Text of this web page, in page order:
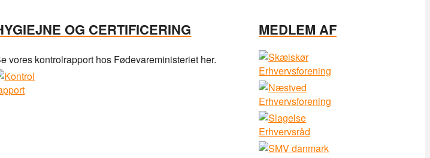
OG CERTIFICERING
vores kontrolrapport hos Fødevareministeriet her.
MEDLEM AF